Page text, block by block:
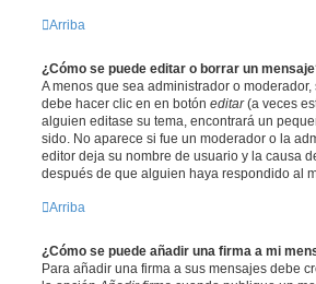
Arriba
¿Cómo se puede editar o borrar un
A menos que sea administrador o
debe hacer clic en en botón editar(a veces
alguien editase su tema, encontrará un
sido. No aparece si fue un moderador o la
editor deja su nombre de usuario y la causa
después de que alguien haya respondido al
Arriba
¿Cómo se puede añadir una firma a mi
Para añadir una firma a sus mensajes debe